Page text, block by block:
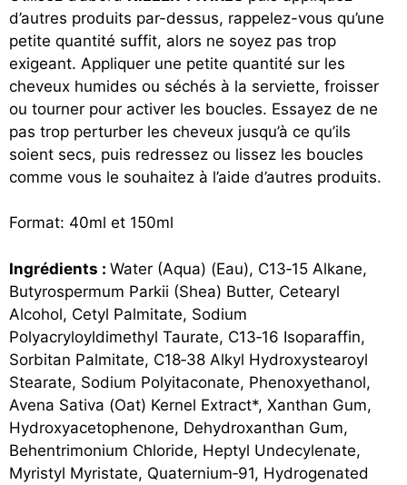
d’autres produits par-dessus, rappelez-vous qu’une
petite quantité suffit, alors ne soyez pas trop
exigeant. Appliquer une petite quantité sur les
cheveux humides ou séchés à la serviette, froisser
ou tourner pour activer les boucles. Essayez de ne
pas trop perturber les cheveux jusqu’à ce qu’ils
soient secs, puis redressez ou lissez les boucles
comme vous le souhaitez à l’aide d’autres produits.
Format: 40ml et 150ml
Ingrédients : Water (Aqua) (Eau), C13‐15 Alkane,
Butyrospermum Parkii (Shea) Butter, Cetearyl
Alcohol, Cetyl Palmitate, Sodium
Polyacryloyldimethyl Taurate, C13‐16 Isoparaffin,
Sorbitan Palmitate, C18‐38 Alkyl Hydroxystearoyl
Stearate, Sodium Polyitaconate, Phenoxyethanol,
Avena Sativa (Oat) Kernel Extract*, Xanthan Gum,
Hydroxyacetophenone, Dehydroxanthan Gum,
Behentrimonium Chloride, Heptyl Undecylenate,
Myristyl Myristate, Quaternium‐91, Hydrogenated